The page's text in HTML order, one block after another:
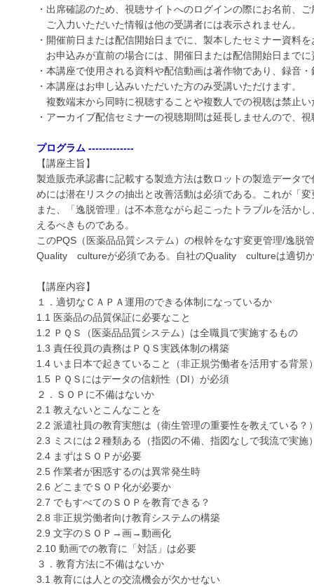
・出席確認のため、視聴サイトへのログインの際にお名前、
ご入力いただいた情報は他の受講者には表示されません。
・開催前日または配信開始日までに、製本したセミナー資料
お申込みが直前の場合には、開催日または配信開始日まで
・本講座で使用される資料や配信動画は著作物であり、録音
・本講座はお申し込みいただいた方のみ受講いただけます。
複数端末から同時に視聴することや複数人での視聴は禁止い
・アーカイブ配信セミナーの視聴期間は延長しませんので、
プログラム -------------
【講座主旨】
製造販売承認書に記載する製造方法は数ロットの製造データ
めには潜在リスクの抽出と改善活動は必須である。これが「
また、「逸脱管理」は不本意ながら起こったトラブルを活か
えるべきものである。
このPQS（医薬品品質システム）の根幹をなす変更管理/逸
Quality cultureが必須である。自社のQuality cultureは適切
【講座内容】
１．適切なＣＡＰＡ運用のできる体制になっているか
1.1 医薬品の品質保証に必要なこと
1.2 ＰＱＳ（医薬品品質システム）は全職員で実施するもの
1.3 責任役員の責務はＰＱＳ実践体制の構築
1.4 いま日本で起きていること（非正規労働者を活用する背景
1.5 ＰＱＳにはデータの信頼性（DI）が必須
２．ＳＯＰに不備はないか
2.1 教えないとこんなことを
2.2 派遣社員の教育実態は（衛生管理の重要性を教えている？
2.3 ミスには２種類ある（指図の不備、指図なしで我流で実施
2.4 まずはＳＯＰが必要
2.5 作業者が困惑するのは異常発生時
2.6 どこまでＳＯＰ化が必要か
2.7 でもすべてのＳＯＰを教育できる？
2.8 非正規労働者向け教育システムの構築
2.9 文字のＳＯＰ→画→動画化
2.10 動画での教育に「対話」は必要
３．教育方法に不備はないか
3.1 教育には人との交流機会が欠かせない